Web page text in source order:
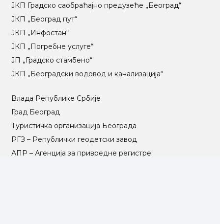
ЈКП Градско саобраћајно предузеће „Београд“
ЈКП „Београд пут“
ЈКП „Инфостан“
ЈКП „Погребне услуге“
ЈП „Градско стамбено“
ЈКП „Београдски водовод и канализација“
Влада Републике Србије
Град Београд
Туристичка организација Београда
РГЗ – Републички геодетски завод
АПР – Агенција за привредне регистре